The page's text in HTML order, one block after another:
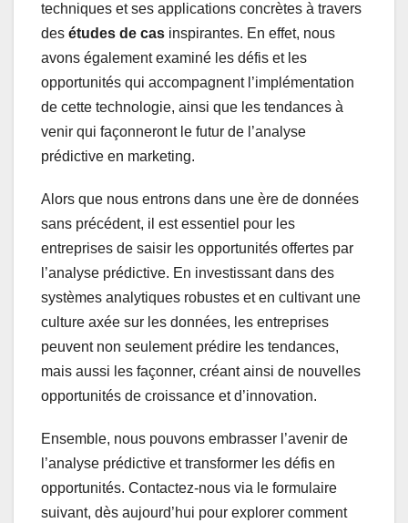
techniques et ses applications concrètes à travers
des études de cas inspirantes. En effet, nous
avons également examiné les défis et les
opportunités qui accompagnent l’implémentation
de cette technologie, ainsi que les tendances à
venir qui façonneront le futur de l’analyse
prédictive en marketing.
Alors que nous entrons dans une ère de données
sans précédent, il est essentiel pour les
entreprises de saisir les opportunités offertes par
l’analyse prédictive. En investissant dans des
systèmes analytiques robustes et en cultivant une
culture axée sur les données, les entreprises
peuvent non seulement prédire les tendances,
mais aussi les façonner, créant ainsi de nouvelles
opportunités de croissance et d’innovation.
Ensemble, nous pouvons embrasser l’avenir de
l’analyse prédictive et transformer les défis en
opportunités. Contactez-nous via le formulaire
suivant, dès aujourd’hui pour explorer comment